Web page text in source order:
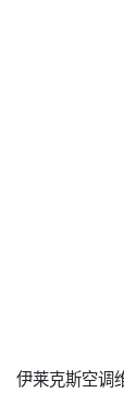
伊莱克斯空调